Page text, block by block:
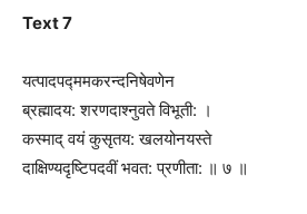
Text 7
यत्पादपद्ममकरन्दनिषेवणेन
ब्रह्मादय: शरणदाश्नुवते विभूती: ।
कस्माद् वयं कुसृतय: खलयोनयस्ते
दाक्षिण्यद‍ृष्टिपदवीं भवत: प्रणीता: ॥ ७ ॥